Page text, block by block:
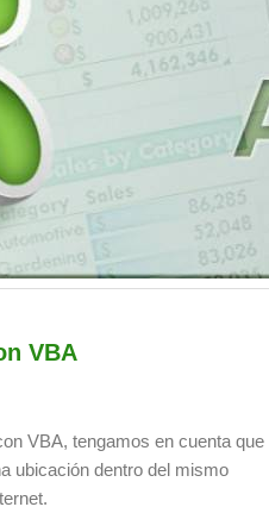
VBA
VBA, tengamos en cuenta que
ubicación dentro del mismo